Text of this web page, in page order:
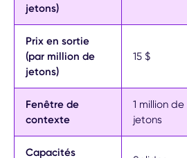
jetons)
Prix en sortie
(par million de
jetons)
15 $
Fenêtre de
contexte
1 million de
jetons
Capacités